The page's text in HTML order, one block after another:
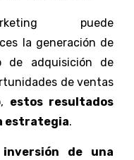
puede
la generación de
de adquisición de
de ventas
estos resultados
estrategia.
de una